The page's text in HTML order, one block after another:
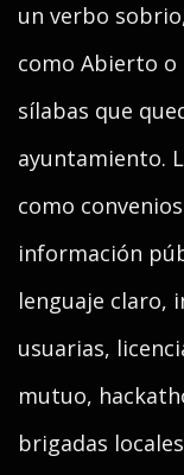
un verbo
como Abierto o
sílabas que
ayuntamiento.
como
información
lenguaje claro,
usuarias,
mutuo,
brigadas